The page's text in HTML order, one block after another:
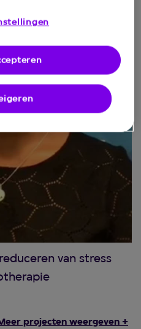
van stress
projecten weergeven +